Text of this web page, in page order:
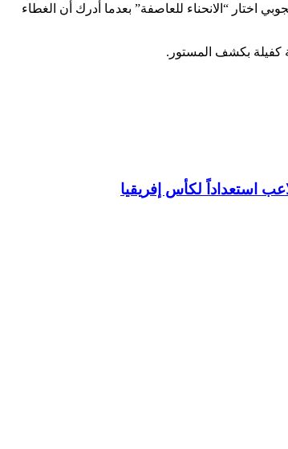
يبدو أن خالد الحجوبي اختار “الانحناء للعاصفة” بعدما أدرك أن الغطاء
استعداداً لكأس إفريقيا